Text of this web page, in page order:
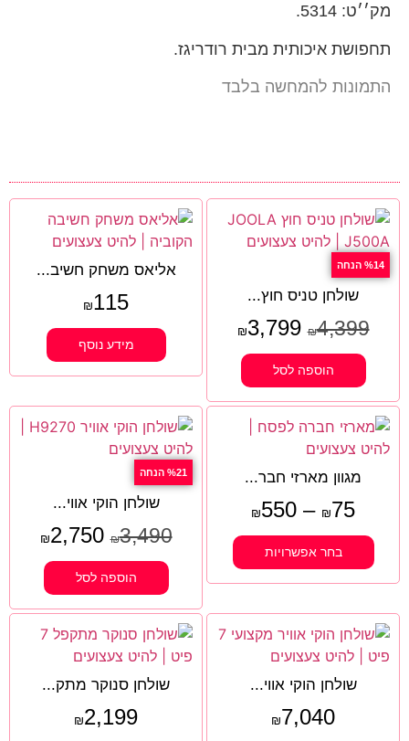
מק׳׳ט: 5314.
תחפושת איכותית מבית רודריגז.
התמונות להמחשה בלבד
%14 הנחה
שולחן טניס חוץ...
₪4,399
₪3,799
הוספה לסל
אליאס משחק חשיב...
₪115
מידע נוסף
מגוון מארזי חבר...
₪75
–
₪550
בחר אפשרויות
%21 הנחה
שולחן הוקי אווי...
₪3,490
₪2,750
הוספה לסל
שולחן הוקי אווי...
₪7,040
שולחן סנוקר מתק...
₪2,199